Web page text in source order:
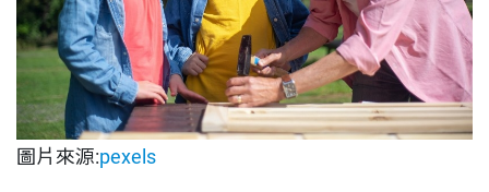
圖片來源:pexels